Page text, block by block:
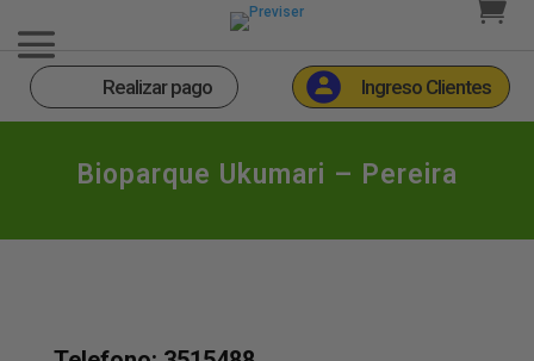
Realizar pago Ingreso Clientes
Bioparque Ukumari – Pereira